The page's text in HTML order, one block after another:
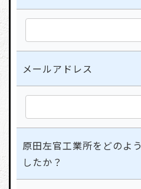
メールアドレス
原田左官工業所をどのよ
したか？